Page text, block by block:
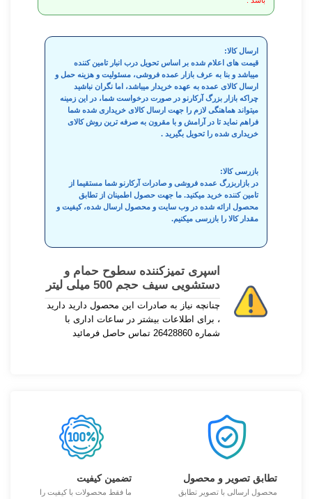
ارسال کالا:
قیمت های اعلام شده بر اساس تحویل درب انبار تامین کننده
میباشد و بنا به عرف بازار عمده فروشی، مسئولیت و هزینه حمل و
ارسال کالای عمده به عهده خریدار میباشد، اما نگران نباشید
چراکه بازار بزرگ آرکارنو در صورت درخواست شما، در این زمینه
میتواند هماهنگی لازم را جهت ارسال کالای خریداری شده شما
فراهم نماید تا در آرامش و با مقرون به صرفه ترین روش کالای
خریداری شده را تحویل بگیرید .
بازرسی کالا:
در بازاربزرگ عمده فروشی و صادرات آرکارنو شما مستقیما از
تامین کننده خرید میکنید. ما جهت حصول اطمینان از تطابق
محصول ارائه شده در وب سایت و محصول ارسال شده، کیفیت و
مقدار کالا را بازرسی میکنیم.
اسپری تمیزکننده سطوح حمام و
دستشویی سیف حجم 500 میلی لیتر
چنانچه نیاز به صادرات این محصول دارید دارید
، برای اطلاعات بیشتر در ساعات اداری با
شماره 26428860 تماس حاصل فرمائید
تطابق تصویر و محصول
محصول ارسالی با تصویر تطابق
تضمین کیفیت
ما فقط محصولات با کیفیت را